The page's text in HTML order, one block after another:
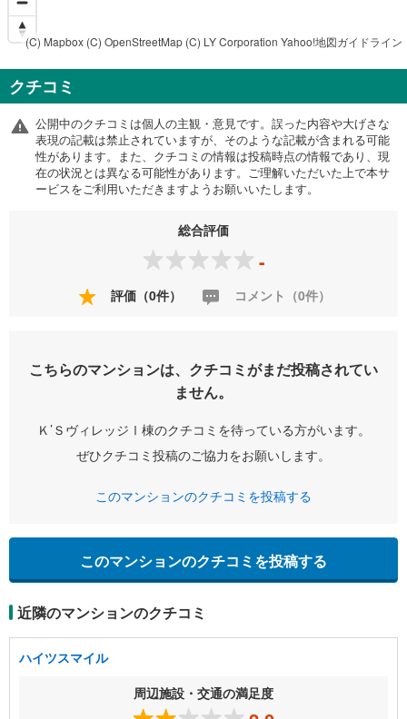
(C) Mapbox (C) OpenStreetMap (C) LY Corporation Yahoo!地図ガイドライン
クチコミ
公開中のクチコミは個人の主観・意見です。誤った内容や大げさな
表現の記載は禁止されていますが、そのような記載が含まれる可能
性があります。また、クチコミの情報は投稿時点の情報であり、現
在の状況とは異なる可能性があります。ご理解いただいた上で本サ
ービスをご利用いただきますようお願いいたします。
総合評価
-
評価（0件） コメント（0件）
こちらのマンションは、クチコミがまだ投稿されてい
ません。
Ｋ’ＳヴィレッジⅠ棟のクチコミを待っている方がいます。
ぜひクチコミ投稿のご協力をお願いします。
このマンションのクチコミを投稿する
このマンションのクチコミを投稿する
近隣のマンションのクチコミ
ハイツスマイル
周辺施設・交通の満足度